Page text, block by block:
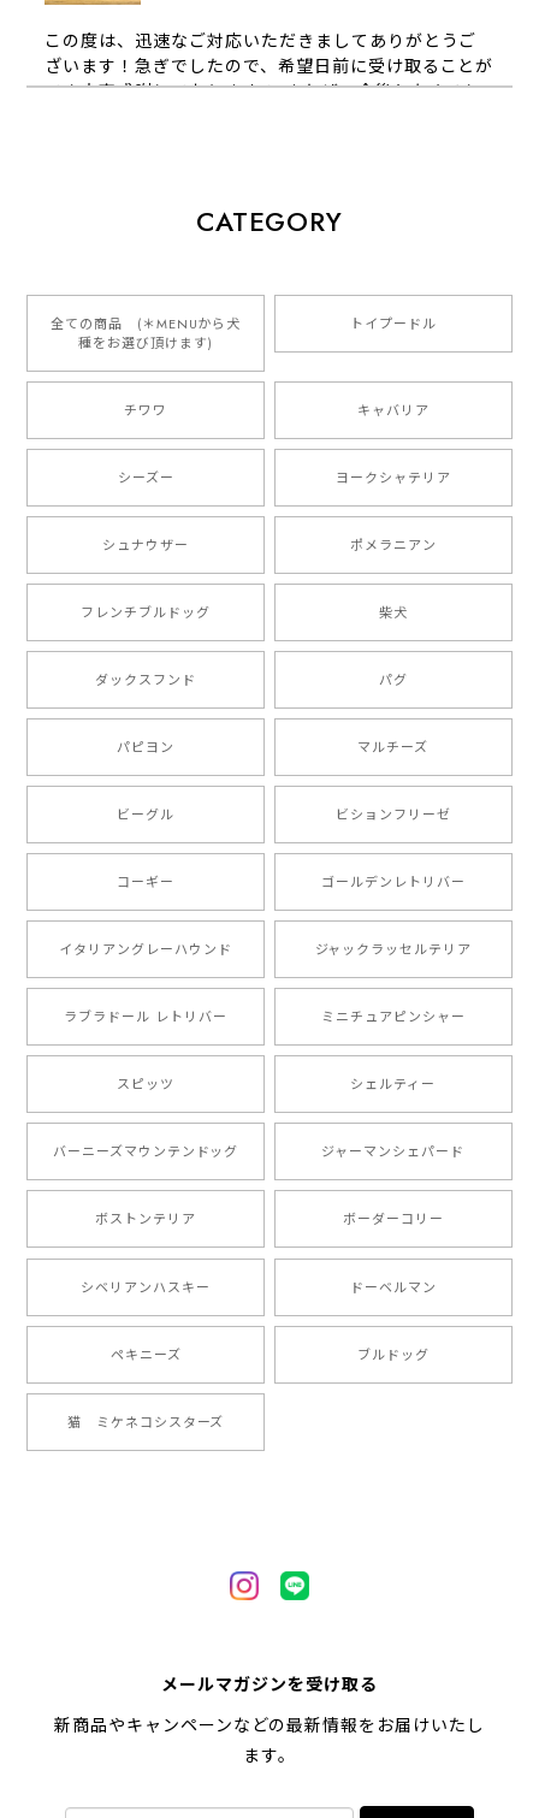
この度は、迅速なご対応いただきましてありがとうご
ざいます！急ぎでしたので、希望日前に受け取ることが
でき大変感謝しております！ またぜひ今後ともよろし
2026/01/16
とっても可愛くて、わんちゃんの名前や電話番号も分か
りやすくて最高です！ ありがとうございました❁⃘*.ﾟ
ご縁がありましたら、またよろしくお願いいたします。
【 自然に囲まれた ダックスフンド 】 キャニスター 保存容器 お家用 プレゼント 犬 ペット うちの子 犬グッズ
【 ボーダーコリー 水彩画風 毛色4色 】 手帳 スマホケース 犬 うちの子 iPhone & Android
ったです。 ご連絡が取りづらい点だけ少し不安になり
ましたが、商品の素敵さでチャラです。 本当に可愛
い。ありがとうございます。
2024/10/28
注文受領連絡が無かったのでハラハラしましたが… 可
愛い商品が届きました！大満足です♪
【 自然に囲まれた ポメラニアン 】マグカップ 犬 ペット うちの子 犬グッズ ギフト プレゼント 母の日
りまして、元気な時の顔がそっくりだったので、注文し
ました。ありがとうございました。
2024/05/22
2024/05/04
2024/05/04
【 柴犬 毛色3色】マグカップ お家用 プレゼント コーギーブラザーズ 犬 うちの子
CATEGORY
全ての商品 (＊MENUから犬
種をお選び頂けます)
トイプードル
チワワ キャバリア
シーズー ヨークシャテリア
シュナウザー ポメラニアン
フレンチブルドッグ 柴犬
ダックスフンド パグ
パピヨン マルチーズ
ビーグル ビションフリーゼ
コーギー ゴールデンレトリバー
イタリアングレーハウンド ジャックラッセルテリア
ラブラドール レトリバー ミニチュアピンシャー
スピッツ シェルティー
バーニーズマウンテンドッグ ジャーマンシェパード
ボストンテリア ボーダーコリー
シベリアンハスキー ドーベルマン
ペキニーズ ブルドッグ
猫 ミケネコシスターズ
メールマガジンを受け取る
新商品やキャンペーンなどの最新情報をお届けいたし
ます。